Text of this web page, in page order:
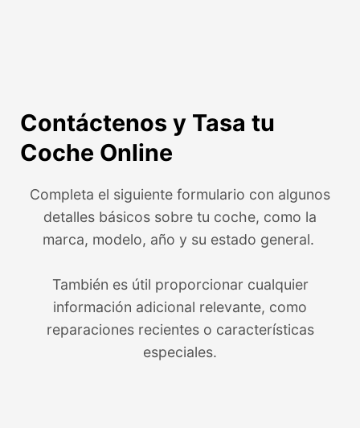
Contáctenos y Tasa tu
Coche Online
Completa el siguiente formulario con algunos
detalles básicos sobre tu coche, como la
marca, modelo, año y su estado general.
También es útil proporcionar cualquier
información adicional relevante, como
reparaciones recientes o características
especiales.